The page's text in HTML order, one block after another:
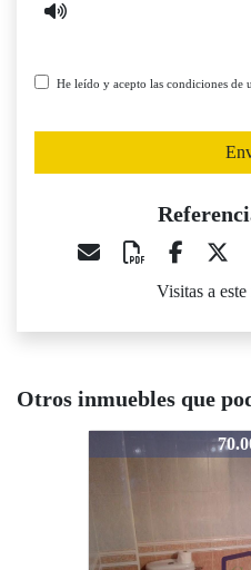
He leído y acepto las condiciones de
Visitas a
Otros inmuebles que
70.000 €
202398